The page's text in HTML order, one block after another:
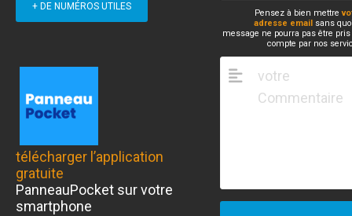
+ DE NUMÉROS UTILES
télécharger l’application
gratuite
PanneauPocket sur votre
smartphone
Pensez à bien mettre
adresse email sans
message ne pourra pas être
compte par nos